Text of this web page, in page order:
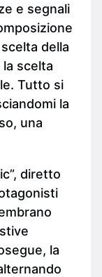
e segnali
della
scelta
Tutto si
la
una
diretto
la